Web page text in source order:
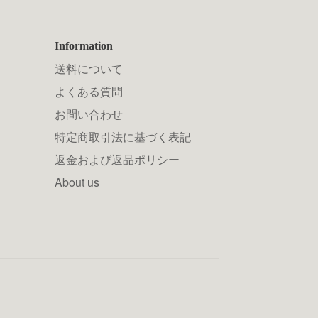
Information
送料について
よくある質問
お問い合わせ
特定商取引法に基づく表記
返金および返品ポリシー
About us